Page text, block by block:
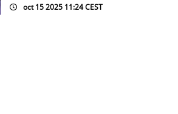
oct 15 2025 11:24 CEST